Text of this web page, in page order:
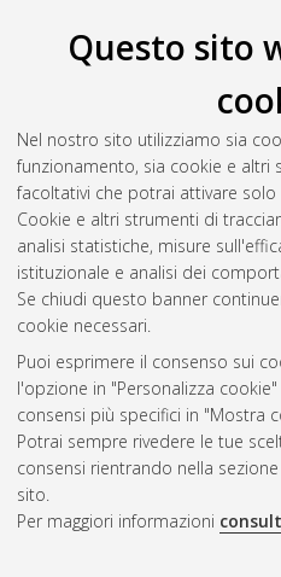
Questo sito
Nel nostro sito utilizziamo sia
funzionamento, sia cookie e altri
facoltativi che potrai attivare
Cookie e altri strumenti di
analisi statistiche, misure
istituzionale e analisi dei
Se chiudi questo banner
cookie necessari.
Puoi esprimere il consenso sui
l'opzione in "Personalizza
consensi più specifici in "Mostra
Potrai sempre rivedere le tue
consensi rientrando nella
sito.
Per maggiori informazioni
Gestione del
Atom
Rss 1.0
Rss 2.0
AMS Laurea